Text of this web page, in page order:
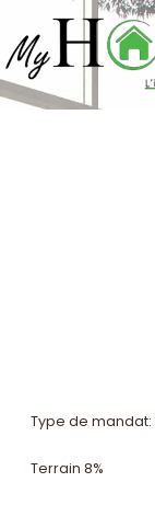
Accueil
Type de mandat:
Terrain 8%